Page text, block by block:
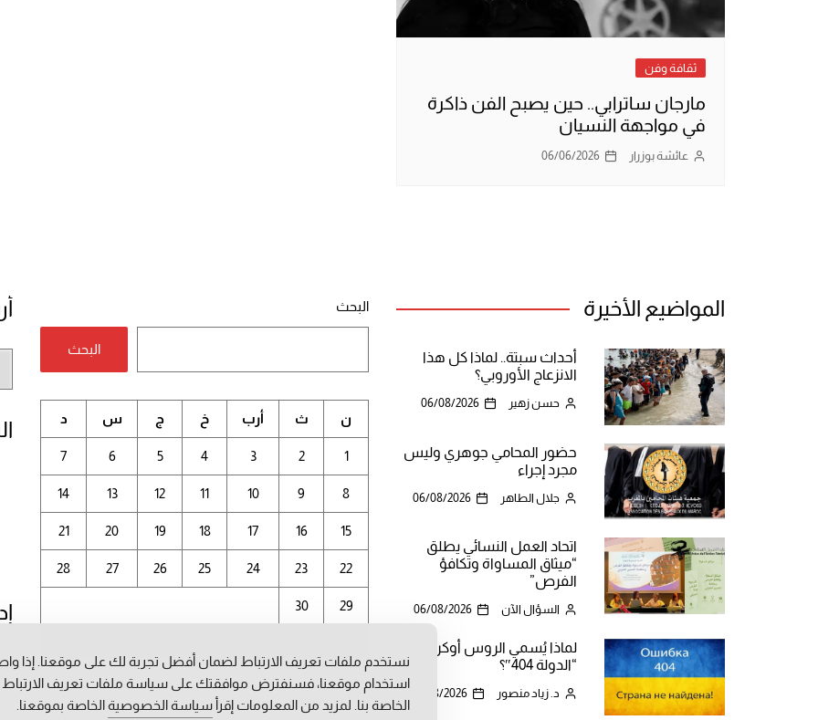
ثقافة وفن
مارجان ساترابي.. حين يصبح الفن ذاكرة
في مواجهة النسيان
عائشة بوزرار 06/06/2026
المواضيع الأخيرة
أحداث سبتة.. لماذا كل هذا
الانزعاج الأوروبي؟
حسن زهير 06/08/2026
حضور المحامي جوهري وليس
مجرد إجراء
جلال الطاهر 06/08/2026
اتحاد العمل النسائي يطلق
“ميثاق المساواة وتكافؤ
الفرص”
السؤال الآن 06/08/2026
لماذا يُسمي الروس أوكرانيا
“الدولة 404″؟
د. زياد منصور 06/08/2026
البحث
البحث
ن ث أرب خ ج س د
1
2
3
4
5
6
7
8
9
10
11
12
13
14
15
16
17
18
19
20
21
22
23
24
25
26
27
28
29
30
« مايو
نستخدم ملفات تعريف الارتباط لضمان أفضل تجربة لك على موقعنا. إذا
استخدام موقعنا، فسنفترض موافقتك على سياسة ملفات تعريف الارتباط
الخاصة بنا. لمزيد من المعلومات إقرأ سياسة الخصوصيةالخاصة بموقعنا.